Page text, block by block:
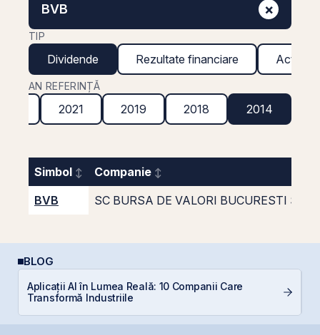
BVB ×
TIP
Dividende Rezultate financiare Acțiuni
AN REFERINȚĂ
2021 2019 2018 2014
Simbol Companie
BVB
SC BURSA DE VALORI BUCURESTI SA
BLOG
Aplicații AI în Lumea Reală: 10 Companii Care
Transformă Industriile